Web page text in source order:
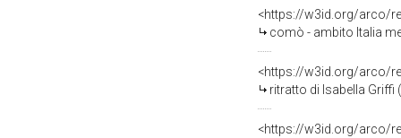
<https://w3id.org/arco/
comò - ambito Italia
<https://w3id.org/arco/
ritratto di Isabella Griffi
<https://w3id.org/arco/